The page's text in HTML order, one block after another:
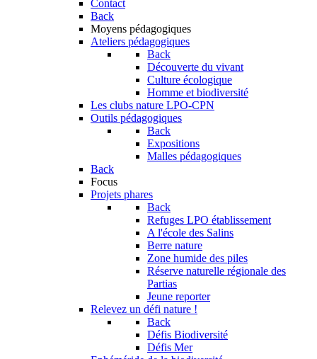
Contact
Back
Moyens pédagogiques
Ateliers pédagogiques
Back
Découverte du vivant
Culture écologique
Homme et biodiversité
Les clubs nature LPO-CPN
Outils pédagogiques
Back
Expositions
Malles pédagogiques
Back
Focus
Projets phares
Back
Refuges LPO établissement
A l'école des Salins
Berre nature
Zone humide des piles
Réserve naturelle régionale des
Partias
Jeune reporter
Relevez un défi nature !
Back
Défis Biodiversité
Défis Mer